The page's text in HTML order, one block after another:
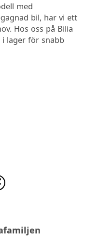
med
bil, har vi ett
Hos oss på Bilia
lager för snabb